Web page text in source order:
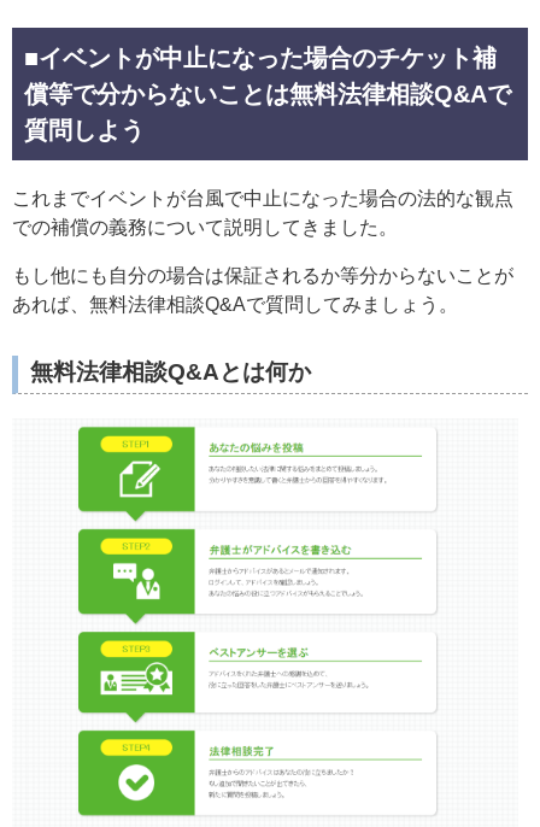
■イベントが中止になった場合のチケット補
償等で分からないことは無料法律相談Q&Aで
質問しよう
これまでイベントが台風で中止になった場合の法的な観点
での補償の義務について説明してきました。
もし他にも自分の場合は保証されるか等分からないことが
あれば、無料法律相談Q&Aで質問してみましょう。
無料法律相談Q&Aとは何か